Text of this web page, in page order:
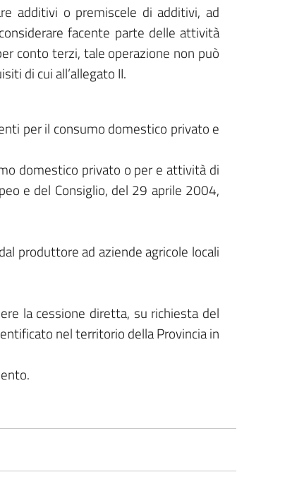
additivi o premiscele di additivi, ad
facente parte delle attività
conto terzi, tale operazione non può
di cui all’allegato II.
per il consumo domestico privato e
domestico privato o per e attività di
e del Consiglio, del 29 aprile 2004,
produttore ad aziende agricole locali
la cessione diretta, su richiesta del
nel territorio della Provincia in